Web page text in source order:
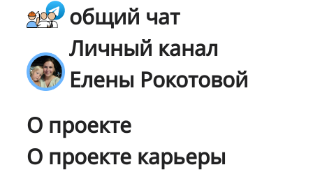
общий чат
Личный канал
Елены Рокотовой
О проекте
О проекте карьеры